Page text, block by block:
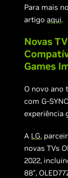
Para mais
artigoaqui.
Novas
Games
O novo ano
com G-
experiência
A LG,
novas TVs
2022,
88″,